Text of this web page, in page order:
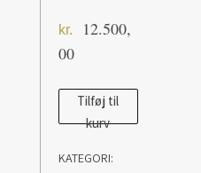
kr.
12.500,
00
Maleri
af
Tilføj til
kurv
KATEGORI: